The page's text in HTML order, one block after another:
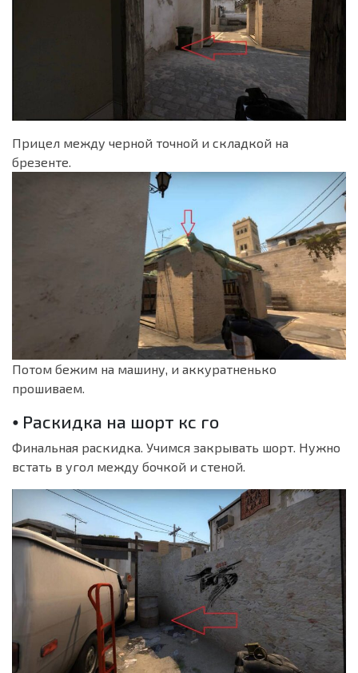
Прицел между черной точной и складкой на
брезенте.
Потом бежим на машину, и аккуратненько
прошиваем.
⦁ Раскидка на шорт кс го
Финальная раскидка. Учимся закрывать шорт. Нужно
встать в угол между бочкой и стеной.